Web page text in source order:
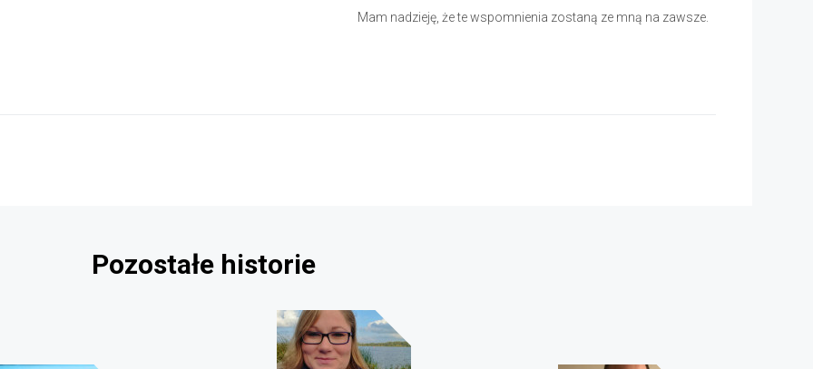
Mam nadzieję, że te wspomnienia zostaną ze mną na zawsze.
Pozostałe historie